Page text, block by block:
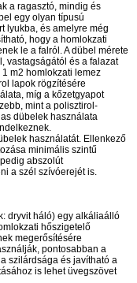
a ragasztó, mindig és
egy olyan típusú
lyukba, és amelyre még
hogy a homlokzati
le a falról. A dübel mérete
vastagságától és a falazat
m2 homlokzati lemez
lapok rögzítésére
míg a kőzetgyapot
mint a polisztirol-
dübelek használata
használatát. Ellenkező
minimális szintű
abszolút
a szél szívóerejét is.
dryvit háló) egy alkáliaálló
hőszigetelő
megerősítésére
pontosabban a
szilárdsága és javítható a
is lehet üvegszövet